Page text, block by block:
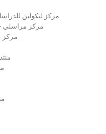
مركز ليكولين
مركز مراسلي
مركز